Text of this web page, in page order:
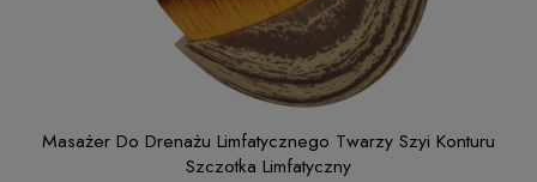
Masażer Do Drenażu Limfatycznego Twarzy Szyi Konturu
Szczotka Limfatyczny